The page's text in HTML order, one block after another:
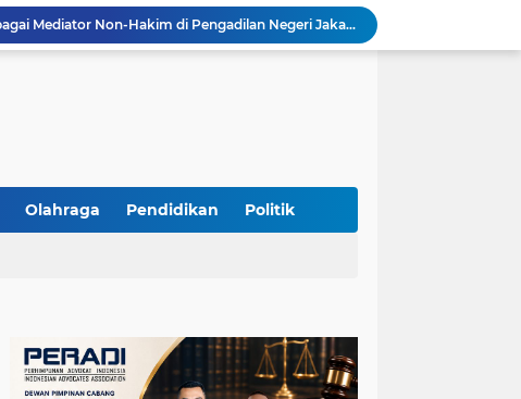
Resmi Terdaftar sebagai Mediator Non-Hakim di Pengadilan Negeri Jakarta Selatan, Yandri, S.H. Siap Mengedepankan Keadilan Melalui Jalur Perdamaian
Yandri SH Kawal APDESI di Gugatan PSN PIK 2, Tegaskan Komitmen pada Supremasi Hukum
ketua LBH DEWAN ADAT BAMUS BETAWI Sapto Wibowo S, S.H. Jalih Pitoeng Salah Alamat Mengenai Statement di Media
Olahraga Pendidikan Politik